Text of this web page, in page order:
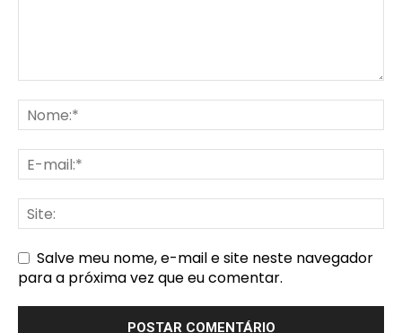
Salve meu nome, e-mail e site neste navegador
para a próxima vez que eu comentar.